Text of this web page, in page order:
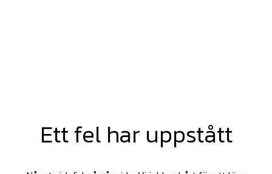
Ett fel har uppstått